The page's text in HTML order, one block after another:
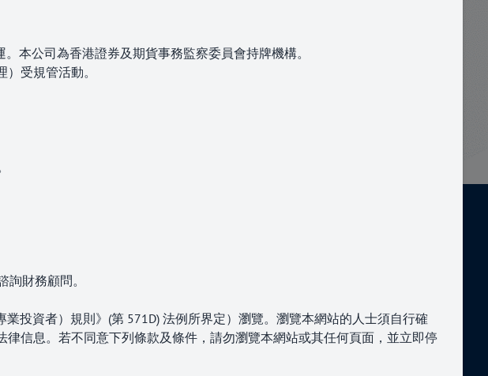
本公司為香港證券及期貨事務監察委員會持牌機構。
受規管活動。
財務顧問。
投資者）規則》(第 571D) 法例所界定）瀏覽。瀏覽本網站的人士須自行確
信息。若不同意下列條款及條件，請勿瀏覽本網站或其任何頁面，並立即停
與我們聯繫
+852 3504 2769 enquiries@paragoncapital.hk